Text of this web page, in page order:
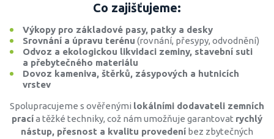
Co zajišťujeme:
Výkopy pro základové pasy, patky a desky
Srovnání a úpravu terénu (rovnání, přesypy, odvodnění)
Odvoz a ekologickou likvidaci zeminy, stavební suti
a přebytečného materiálu
Dovoz kameniva, štěrků, zásypových a hutnicích
vrstev
Spolupracujeme s ověřenými lokálními dodavateli zemních
pracía těžké techniky, což nám umožňuje garantovat rychlý
nástup, přesnost a kvalitu provedení bez zbytečných